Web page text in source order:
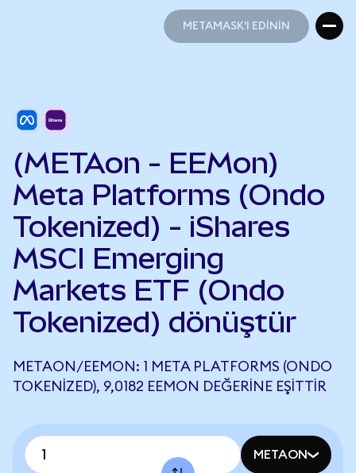
METAMASK'I EDİNİN
(METAon - EEMon)
Meta Platforms (Ondo
Tokenized) - iShares
MSCI Emerging
Markets ETF (Ondo
Tokenized) dönüştür
METAON/EEMON: 1 META PLATFORMS (ONDO
TOKENIZED), 9,0182 EEMON DEĞERINE EŞITTIR
METAON